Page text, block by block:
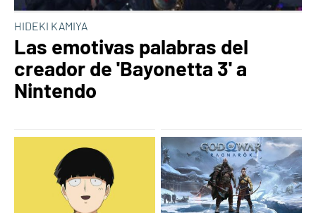
HIDEKI KAMIYA
Las emotivas palabras del
creador de 'Bayonetta 3' a
Nintendo